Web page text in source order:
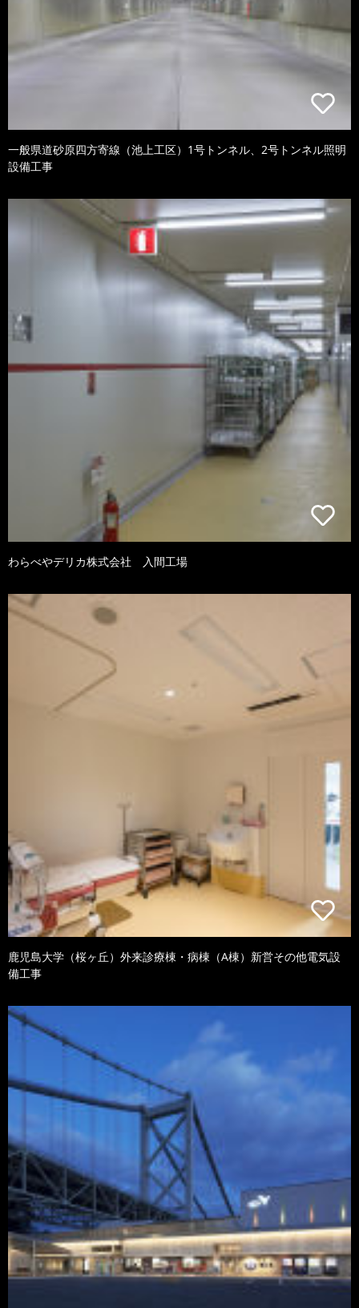
一般県道砂原四方寄線（池上工区）1号トンネル、2号トンネル照明
設備工事
わらべやデリカ株式会社 入間工場
鹿児島大学（桜ヶ丘）外来診療棟・病棟（A棟）新営その他電気設
備工事